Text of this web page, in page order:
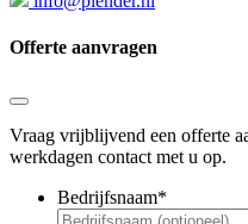
Offerte aanvragen
Vraag vrijblijvend een offerte
werkdagen contact met u op.
Bedrijfsnaam*